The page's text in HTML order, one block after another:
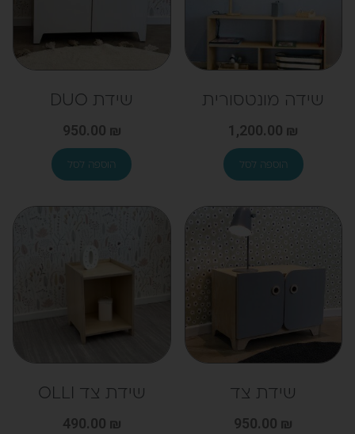
שידה מונטסורית
1,200.00 ₪
שידת DUO
950.00 ₪
שידת צד
950.00 ₪
שידת צד OLLI
490.00 ₪